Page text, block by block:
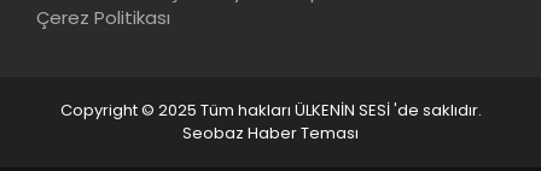
Çerez Politikası
Copyright © 2025 Tüm hakları ÜLKENİN SESİ 'de saklıdır.
Seobaz Haber Teması